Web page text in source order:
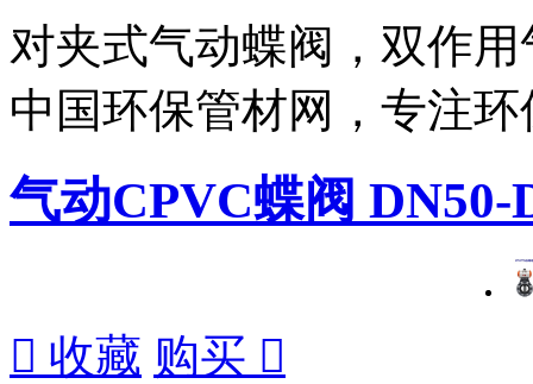
对夹式气动蝶阀，双作
中国环保管材网，专注
气动CPVC蝶阀 DN50-
 收藏 购买 